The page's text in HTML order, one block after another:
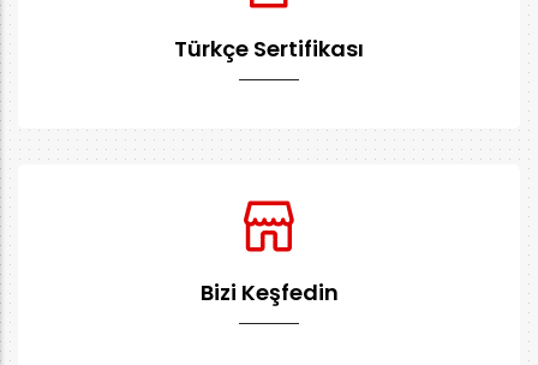
Türkçe Sertifikası
Bizi Keşfedin